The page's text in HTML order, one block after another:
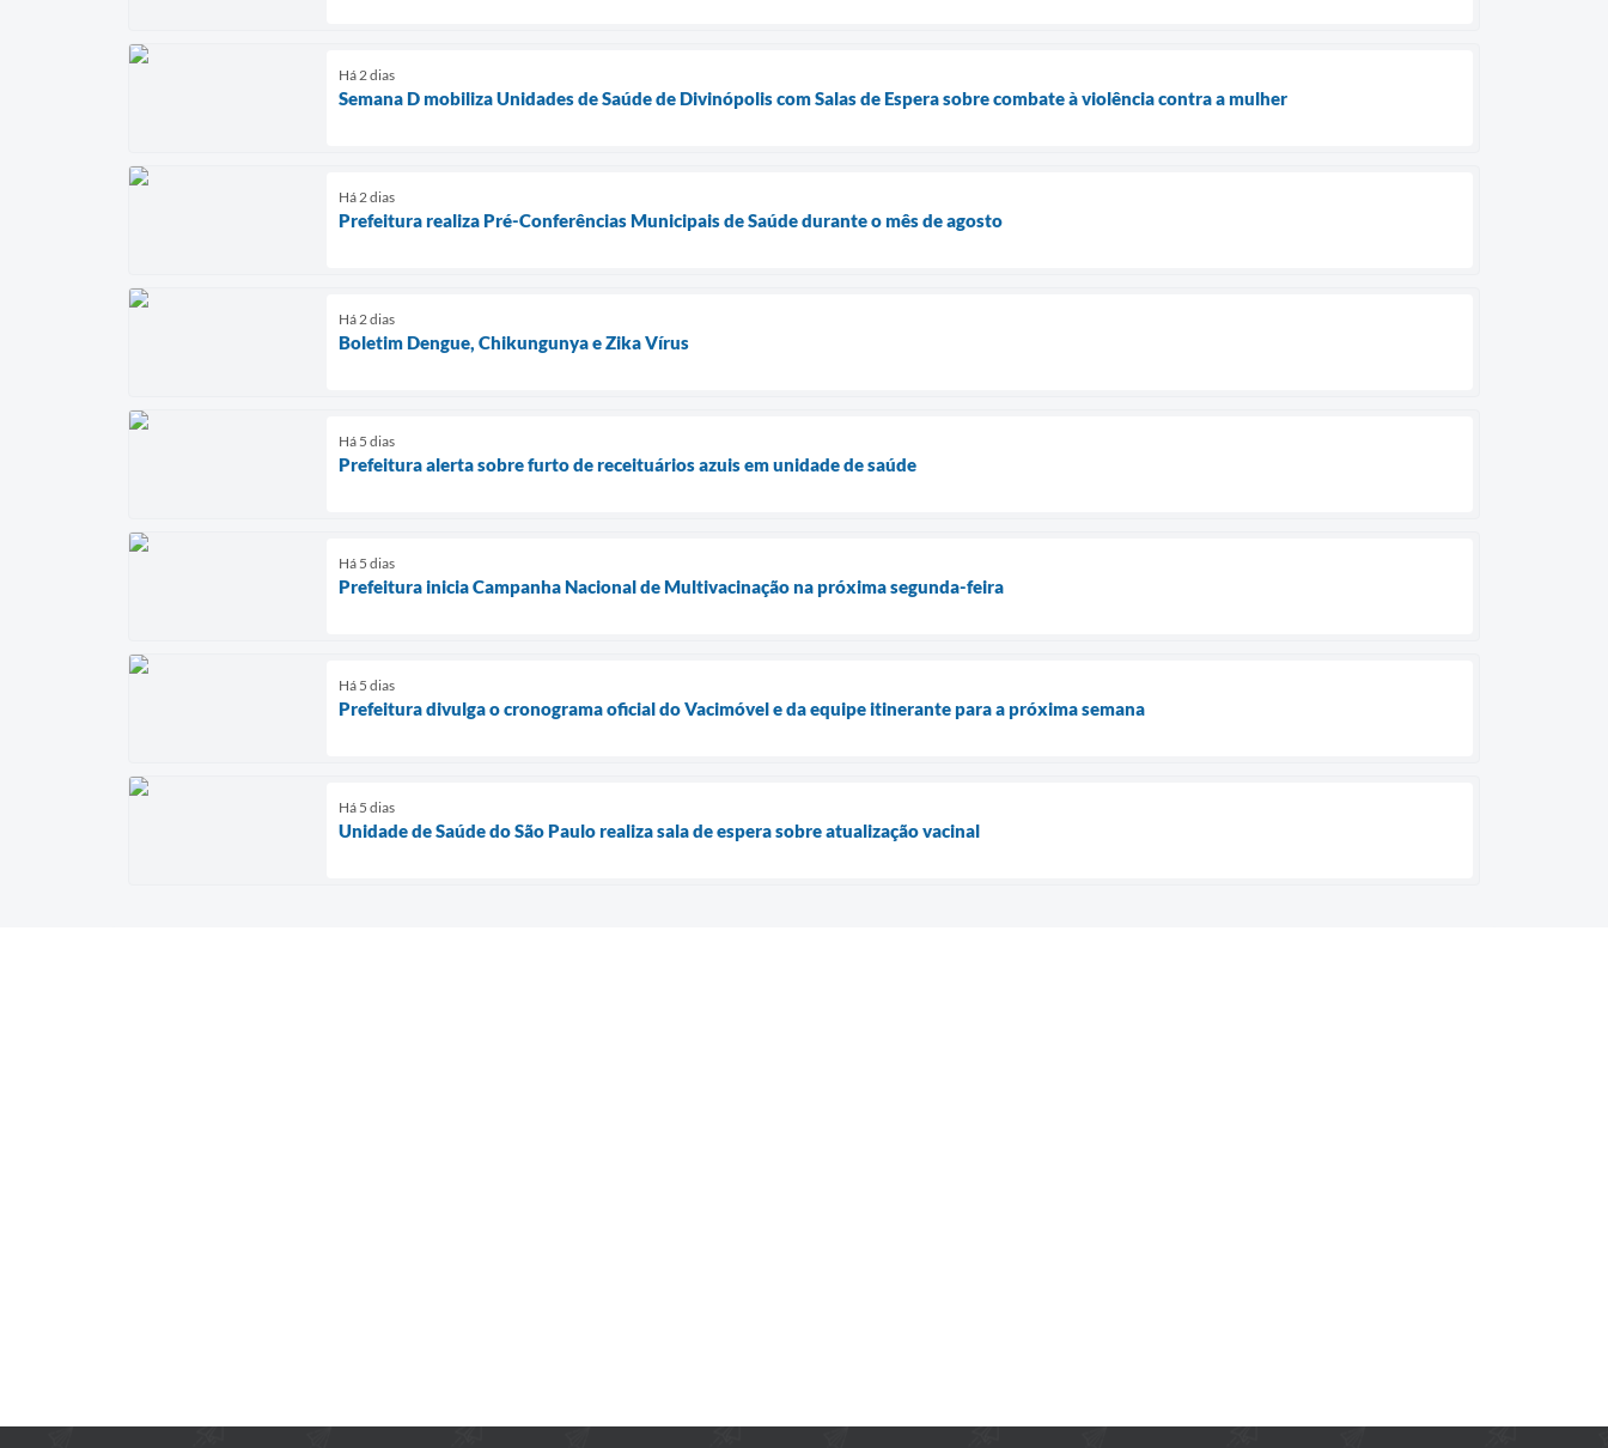
Há 2 dias
Semana D mobiliza Unidades de Saúde de Divinópolis com Salas de Espera sobre combate à violência contra a mulher
Há 2 dias
Prefeitura realiza Pré-Conferências Municipais de Saúde durante o mês de agosto
Há 2 dias
Boletim Dengue, Chikungunya e Zika Vírus
Há 5 dias
Prefeitura alerta sobre furto de receituários azuis em unidade de saúde
Há 5 dias
Prefeitura inicia Campanha Nacional de Multivacinação na próxima segunda-feira
Há 5 dias
Prefeitura divulga o cronograma oficial do Vacimóvel e da equipe itinerante para a próxima semana
Há 5 dias
Unidade de Saúde do São Paulo realiza sala de espera sobre atualização vacinal